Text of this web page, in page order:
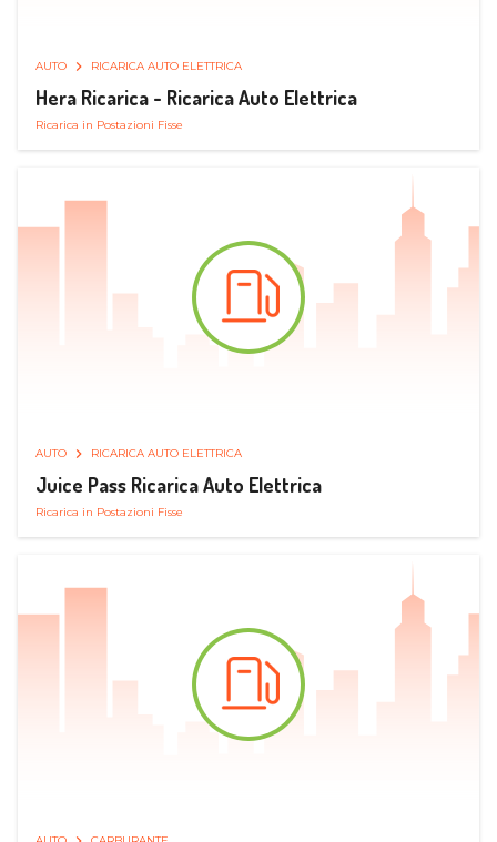
AUTO RICARICA AUTO ELETTRICA
Hera Ricarica - Ricarica Auto Elettrica
Ricarica in Postazioni Fisse
AUTO RICARICA AUTO ELETTRICA
Juice Pass Ricarica Auto Elettrica
Ricarica in Postazioni Fisse